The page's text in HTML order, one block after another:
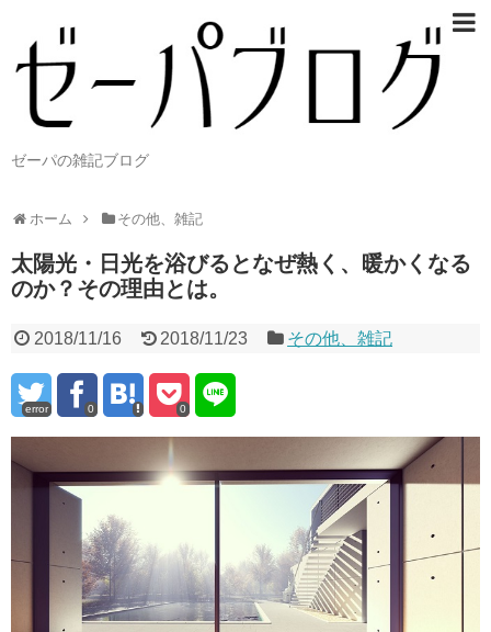
ゼーパの雑記ブログ
ホーム その他、雑記
太陽光・日光を浴びるとなぜ熱く、暖かくなる
のか？その理由とは。
2018/11/16 2018/11/23 その他、雑記
error 0 0